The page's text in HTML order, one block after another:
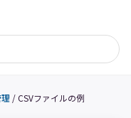
/CSVファイルの例